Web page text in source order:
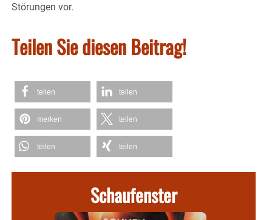
Störungen vor.
Teilen Sie diesen Beitrag!
teilen teilen
merken teilen
teilen teilen
Schaufenster